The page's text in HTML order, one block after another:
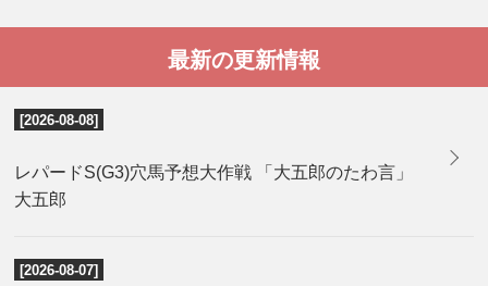
最新の更新情報
[2026-08-08]
レパードS(G3)穴馬予想大作戦 「大五郎のたわ言」
大五郎
[2026-08-07]